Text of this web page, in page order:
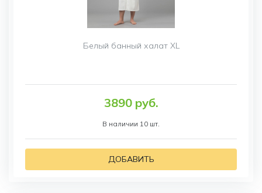
Белый банный халат XL
3890 руб.
В наличии 10 шт.
ДОБАВИТЬ